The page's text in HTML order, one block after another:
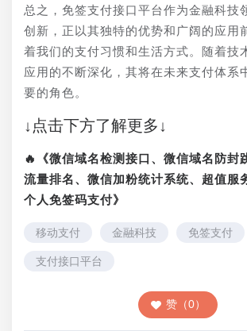
总之，免签支付接口平台作为金融科技
创新，正以其独特的优势和广阔的应用
着我们的支付习惯和生活方式。随着技
应用的不断深化，其将在未来支付体系
要的角色。
↓点击下方了解更多↓
🔥《微信域名检测接口、微信域名防封
流量排名、微信加粉统计系统、超值服
个人免签码支付》
移动支付 金融科技 免签支付
支付接口平台
赞（0）